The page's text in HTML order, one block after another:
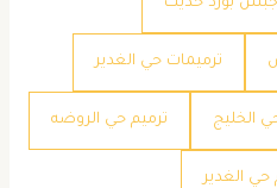
ترميمات حي الغدير
الخليج ترميم حي الروضه
حي الغدير